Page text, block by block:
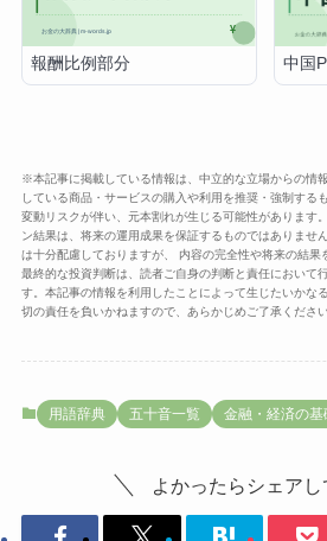
報酬比例部分 中国
※本記事に掲載している情報は、中立的な立場からの情
している商品・サービスの購入や利用を推奨・強制する
変動リスクが伴い、元本割れが生じる可能性があります
ン結果は、将来の運用成果を保証するものではありませ
は十分配慮しておりますが、 内容の完全性や将来の結果
最終的な投資判断は、読者ご自身の判断と責任において
す。本記事の情報を利用したことによって生じたいかな
切の責任を負いかねますので、あらかじめご了承ください
用語辞典 五十音一覧 金融・経済の基
よかったらシェアし